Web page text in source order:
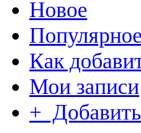
Новое
Популярное
Как
Мои записи
+